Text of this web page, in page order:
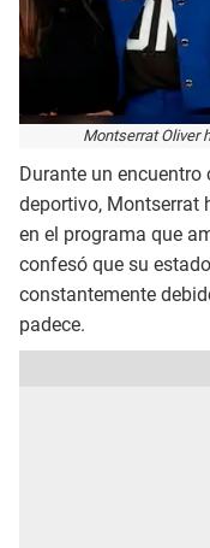
Montserrat Oliver
Durante un
deportivo, Montserrat
en el programa que
confesó que su
constantemente
padece.